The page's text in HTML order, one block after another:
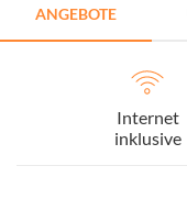
ANGEBOTE
Internet
inklusive